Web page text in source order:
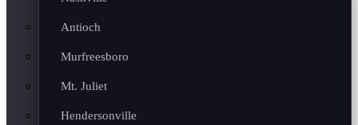
Antioch
Murfreesboro
Mt. Juliet
Hendersonville